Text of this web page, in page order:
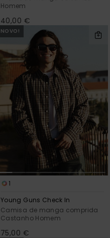
Homem
40,00 €
NOVO!
1
Young Guns Check In
Camisa de manga comprida
Castanho Homem
75,00 €